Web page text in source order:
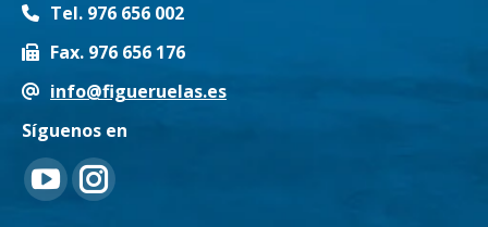
Tel. 976 656 002
Fax. 976 656 176
info@figueruelas.es
Síguenos en
Encuéntranos en:
YouTubeInstagram